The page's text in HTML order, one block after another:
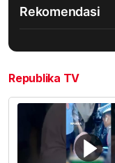
Rekomendasi
Republika TV